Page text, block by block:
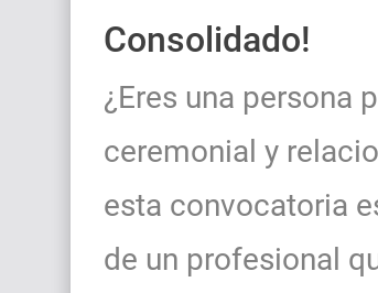
Consolidado!
¿Eres una persona
ceremonial y
esta convocatoria
de un profesional